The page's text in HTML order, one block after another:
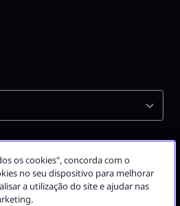
Tributária N.º 3075
Visma
os cookies", concorda com o
no seu dispositivo para melhorar
a utilização do site e ajudar nas